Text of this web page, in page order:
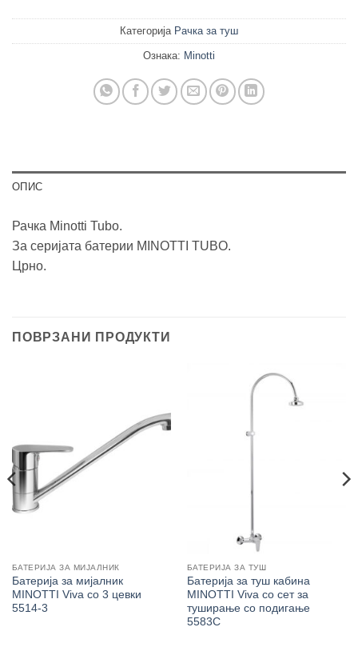
Категорија Рачка за туш
Ознака: Minotti
ОПИС
Рачка Minotti Tubo.
За серијата батерии MINOTTI TUBO.
Црно.
ПОВРЗАНИ ПРОДУКТИ
БАТЕРИЈА ЗА МИЈАЛНИК
Батерија за мијалник
MINOTTI Viva со 3 цевки
5514-3
БАТЕРИЈА ЗА ТУШ
Батерија за туш кабина
MINOTTI Viva со сет за
туширање со подигање
5583C